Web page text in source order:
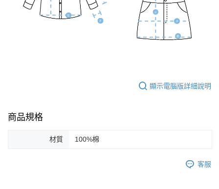
顯示電腦版詳細說明
商品規格
材質 100%棉
客服